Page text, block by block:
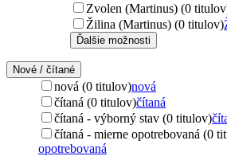
Zvolen (Martinus) (0
Žilina (Martinus) (0 titulov)
Ďalšie možnosti
Nové / čítané
nová (0 titulov)nová
čítaná (0 titulov)čítaná
čítaná - výborný stav (0 titulov)
čítaná - mierne opotrebovaná (0
opotrebovaná